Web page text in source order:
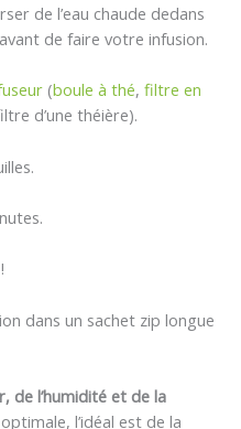
de l’eau chaude dedans
de faire votre infusion.
(boule à thé, filtre en
d’une théière).
dans un sachet zip longue
de l’humidité et de la
l’idéal est de la